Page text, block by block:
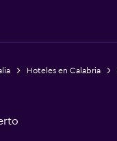
Hoteles en Calabria